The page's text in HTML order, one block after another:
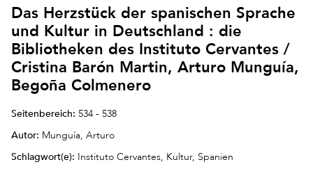
Das Herzstück der spanischen Sprache
und Kultur in Deutschland : die
Bibliotheken des Instituto Cervantes /
Cristina Barón Martin, Arturo Munguía,
Begoña Colmenero
Seitenbereich: 534 - 538
Autor: Munguía, Arturo
Schlagwort(e): Instituto Cervantes, Kultur, Spanien